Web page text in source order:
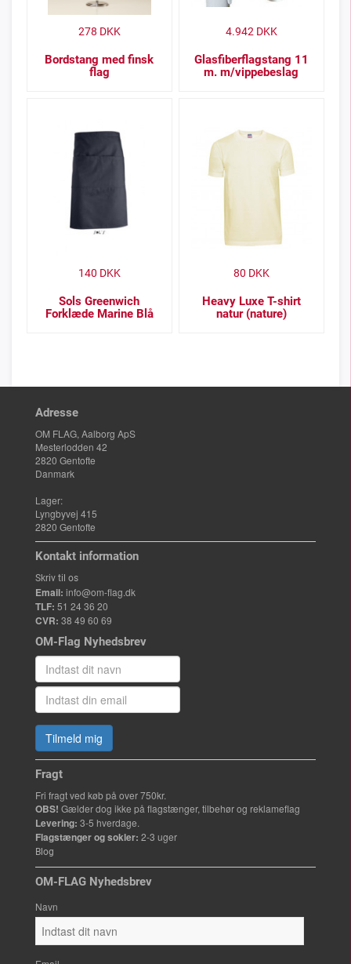
Bordstang med finsk
flag
278 DKK
Glasfiberflagstang 11
m. m/vippebeslag
4.942DKK
Sols Greenwich
Forklæde Marine Blå
140 DKK
Heavy Luxe T-shirt
natur (nature)
80 DKK
Adresse
OM FLAG, Aalborg ApS
Mesterlodden 42
2820 Gentofte
Danmark
Lager:
Lyngbyvej 415
2820 Gentofte
Kontakt information
Skriv til os
Email: info@om-flag.dk
TLF: 51 24 36 20
CVR: 38 49 60 69
OM-Flag Nyhedsbrev
Tilmeld mig
Fragt
Fri fragt ved køb på over 750kr.
OBS! Gælder dog ikke på flagstænger, tilbehør og reklameflag
Levering: 3-5 hverdage.
Flagstænger og sokler: 2-3 uger
Blog
OM-FLAG Nyhedsbrev
Navn